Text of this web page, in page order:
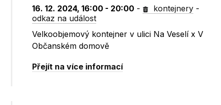
16. 12. 2024, 16:00 - 20:00 - kontejnery -
odkaz na událost
Velkoobjemový kontejner v ulici Na Veselí x V
Občanském domově
Přejít na více informací